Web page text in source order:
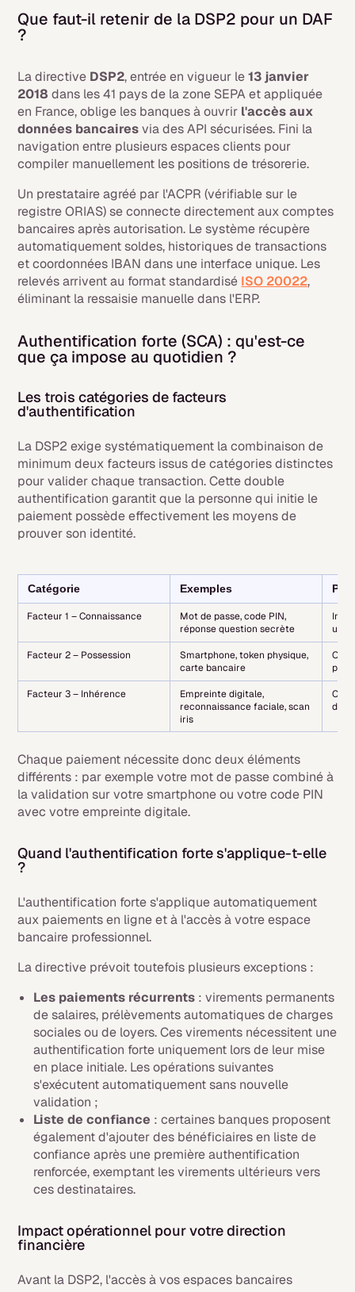
Que faut-il retenir de la DSP2 pour un DAF
?
La directive DSP2, entrée en vigueur le13 janvier
2018 dans les 41 pays de la zone SEPA et appliquée
en France, oblige les banques à ouvrir l'accès aux
données bancairesvia des API sécurisées. Fini la
navigation entre plusieurs espaces clients pour
compiler manuellement les positions de trésorerie.
Un prestataire agréé par l'ACPR (vérifiable sur le
registre ORIAS) se connecte directement aux comptes
bancaires après autorisation. Le système récupère
automatiquement soldes, historiques de transactions
et coordonnées IBAN dans une interface unique. Les
relevés arrivent au format standardisé ISO 20022,
éliminant la ressaisie manuelle dans l'ERP.
Authentification forte (SCA) : qu'est-ce
que ça impose au quotidien ?
Les trois catégories de facteurs
d'authentification
La DSP2 exige systématiquement la combinaison de
minimum deux facteurs issus de catégories distinctes
pour valider chaque transaction. Cette double
authentification garantit que la personne qui initie le
paiement possède effectivement les moyens de
prouver son identité.
Catégorie Exemples
Facteur 1 – Connaissance
Mot de passe, code PIN,
réponse question secrète
Facteur 2 – Possession
Smartphone, token physique,
carte bancaire
par
Facteur 3 – Inhérence
Empreinte digitale,
reconnaissance faciale, scan
iris
du
Chaque paiement nécessite donc deux éléments
différents : par exemple votre mot de passe combiné à
la validation sur votre smartphone ou votre code PIN
avec votre empreinte digitale.
Quand l'authentification forte s'applique-t-elle
?
L'authentification forte s'applique automatiquement
aux paiements en ligne et à l'accès à votre espace
bancaire professionnel.
La directive prévoit toutefois plusieurs exceptions :
Les paiements récurrents : virements permanents
de salaires, prélèvements automatiques de charges
sociales ou de loyers. Ces virements nécessitent une
authentification forte uniquement lors de leur mise
en place initiale. Les opérations suivantes
s'exécutent automatiquement sans nouvelle
validation ;
Liste de confiance : certaines banques proposent
également d'ajouter des bénéficiaires en liste de
confiance après une première authentification
renforcée, exemptant les virements ultérieurs vers
ces destinataires.
Impact opérationnel pour votre direction
financière
Avant la DSP2, l'accès à vos espaces bancaires